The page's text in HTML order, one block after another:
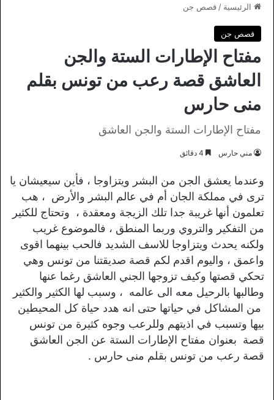
الرئيسية / قصص جن
قصص جن
مفتاح الإطارات الستة والجن
العاشق قصة رعب من تونس بقلم
منى حارس
مفتاح الإطارات الستة والجن العاشق
مني حارس
وعندما يعشق الجن من البشر ويتزاوجا ، فأين سيعيشان يا
ترى في مملكة الجان أم في عالم البشر والأرض ، هب
تعلمون أنها غريبة جدا تلك الزيجة ومعقدة ، وتحتاج للكثير
من التفكير والتروي وربما المنطق ، فالموضوع غريب
ولكنه يحدث ويتزاوجا للاسف الشديد فالحب بينهما اقوى
واعمق ، واليوم اقدم لكم قصة صديقتنا من تونس وهي
تحكي قصتها وكيف تزوجها الجني العاشق رغما عنها
وطالبها بالرحيل معه الى عالمه ، وسبب لها الكثير والكثير
من المشاكل في حياتها حتى انه هدد حياة كل المحيطين
بيها وتسبب في اذيتهم وللرعب وجوه كثيرة من تونس
قصة بعنوان مفتاح الإطارات الستة عن الجن العاشق
قصة رعب من تونس بقلم منى حارس .